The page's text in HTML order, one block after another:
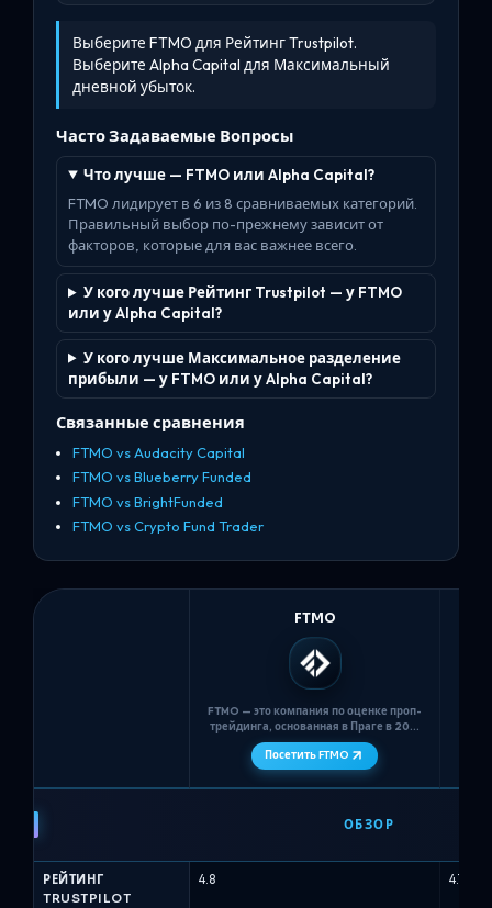
Выберите FTMO для Рейтинг Trustpilot.
Выберите Alpha Capital для Максимальный
дневной убыток.
Часто Задаваемые Вопросы
Что лучше — FTMO или Alpha Capital?
FTMO лидирует в 6 из 8 сравниваемых категорий.
Правильный выбор по-прежнему зависит от
факторов, которые для вас важнее всего.
У кого лучше Рейтинг Trustpilot — у FTMO
или у Alpha Capital?
У кого лучше Максимальное разделение
прибыли — у FTMO или у Alpha Capital?
Связанные сравнения
FTMO vs Audacity Capital
FTMO vs Blueberry Funded
FTMO vs BrightFunded
FTMO vs Crypto Fund Trader
против
Capital
FTMO
FTMO — это компания по оценке проп-
трейдинга, основанная в Праге в 2015
году, которая использует
двухступенчатый конкурс (FTMO
Challenge + Верификация) с
неограниченным временем,
максимальные дневные убытки в 5%
и максимальными убытками в 10%, а
Посетить FTMO
ОБЗОР
РЕЙТИНГ
TRUSTPILOT
4.8 4.7